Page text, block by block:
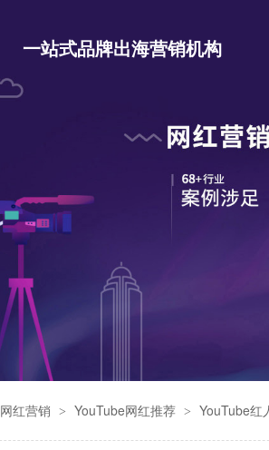
一站式品牌出海营销机构
网红营销 > YouTube网红推荐 > YouTube红